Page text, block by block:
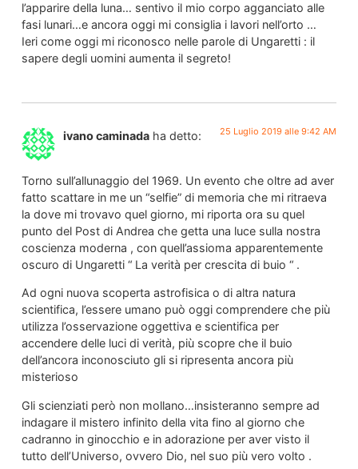
l’apparire della luna… sentivo il mio corpo agganciato alle
fasi lunari…e ancora oggi mi consiglia i lavori nell’orto …
Ieri come oggi mi riconosco nelle parole di Ungaretti : il
sapere degli uomini aumenta il segreto!
ivano caminada ha detto: 25 Luglio 2019 alle 9:42 AM
Torno sull’allunaggio del 1969. Un evento che oltre ad aver
fatto scattare in me un “selfie” di memoria che mi ritraeva
la dove mi trovavo quel giorno, mi riporta ora su quel
punto del Post di Andrea che getta una luce sulla nostra
coscienza moderna , con quell’assioma apparentemente
oscuro di Ungaretti “ La verità per crescita di buio “ .
Ad ogni nuova scoperta astrofisica o di altra natura
scientifica, l’essere umano può oggi comprendere che più
utilizza l’osservazione oggettiva e scientifica per
accendere delle luci di verità, più scopre che il buio
dell’ancora inconosciuto gli si ripresenta ancora più
misterioso
Gli scienziati però non mollano…insisteranno sempre ad
indagare il mistero infinito della vita fino al giorno che
cadranno in ginocchio e in adorazione per aver visto il
tutto dell’Universo, ovvero Dio, nel suo più vero volto .